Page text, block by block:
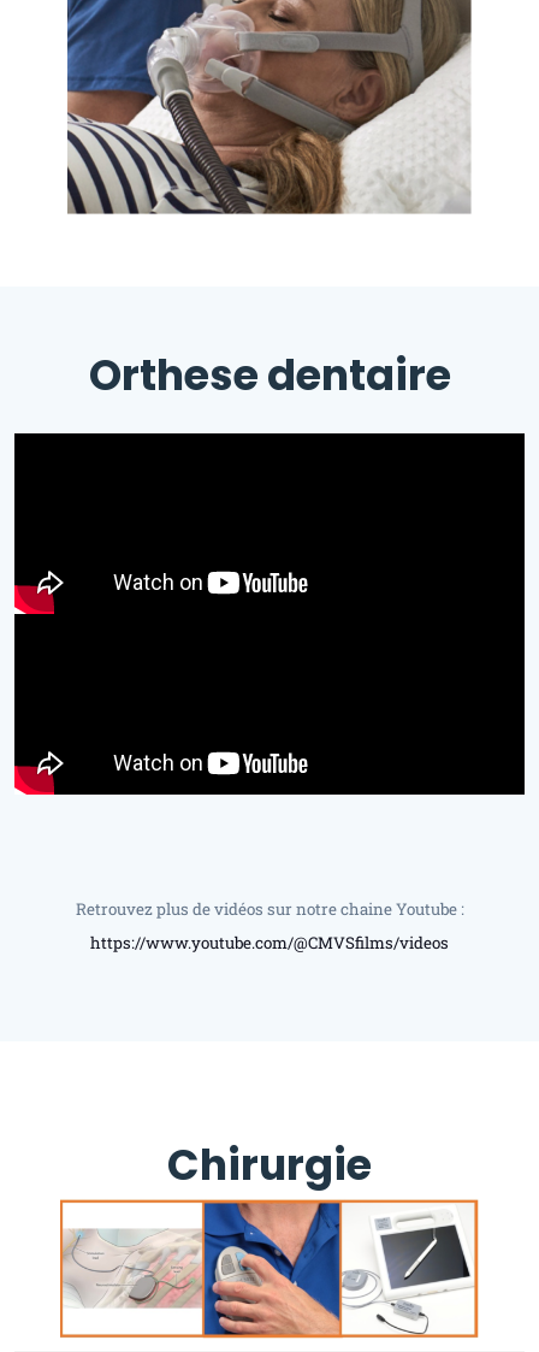
Orthese dentaire
Retrouvez plus de vidéos sur notre chaine Youtube :
https://www.youtube.com/@CMVSfilms/videos
Chirurgie